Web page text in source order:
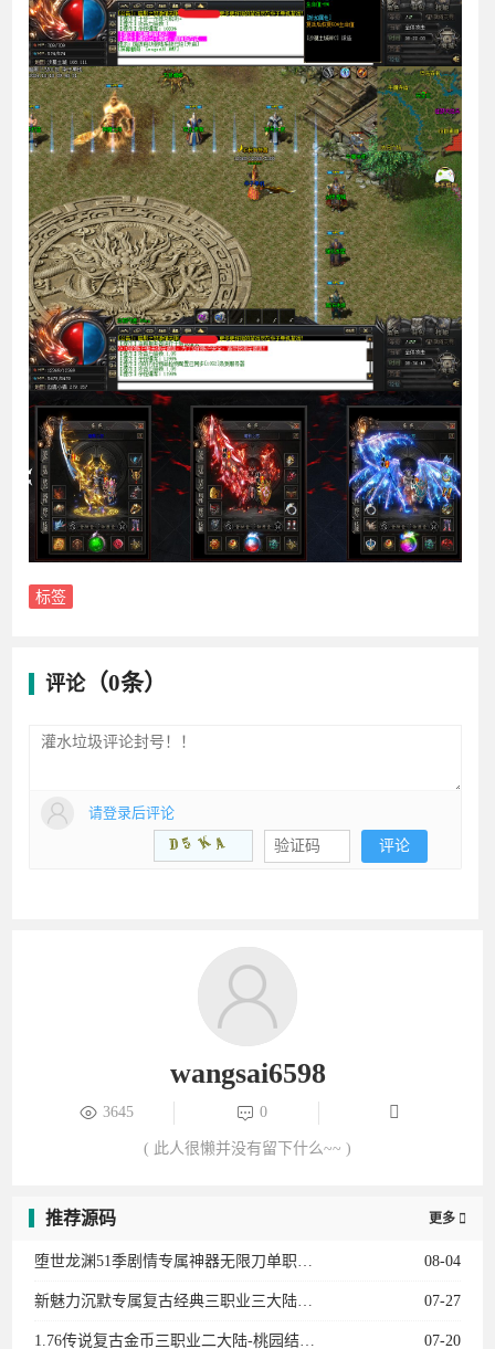
标签
评论（0条）
请登录后评论
评论
wangsai6598
3645 0
( 此人很懒并没有留下什么~~ )
更多 
推荐源码
08-04
07-27
07-20